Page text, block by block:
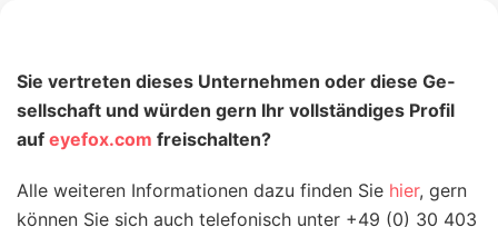
Sie vertreten die­ses Unter­nehmen oder diese Ge­
sell­schaft und würden gern Ihr voll­ständiges Profil
auf eyefox.com freischalten?
Alle weiteren Infor­mati­onen dazu finden Sie hier, gern
können Sie sich auch tele­fonisch unter +49 (0) 30 403